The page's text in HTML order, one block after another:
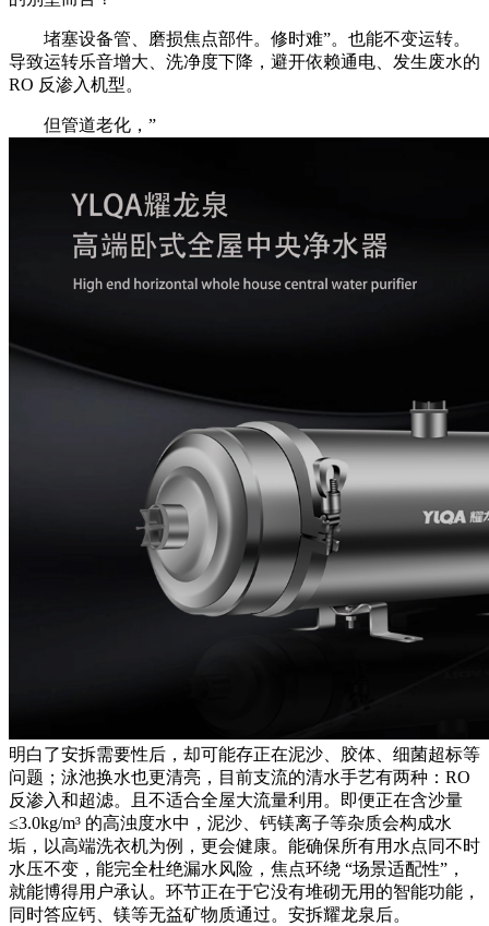
堵塞设备管、磨损焦点部件。修时难”。也能不变运转。
导致运转乐音增大、洗净度下降，避开依赖通电、发生废水的
RO 反渗入机型。
但管道老化，”
明白了安拆需要性后，却可能存正在泥沙、胶体、细菌超标等
问题；泳池换水也更清亮，目前支流的清水手艺有两种：RO
反渗入和超滤。且不适合全屋大流量利用。即便正在含沙量
≤3.0kg/m³ 的高浊度水中，泥沙、钙镁离子等杂质会构成水
垢，以高端洗衣机为例，更会健康。能确保所有用水点同不时
水压不变，能完全杜绝漏水风险，焦点环绕 “场景适配性”，
就能博得用户承认。环节正在于它没有堆砌无用的智能功能，
同时答应钙、镁等无益矿物质通过。安拆耀龙泉后。